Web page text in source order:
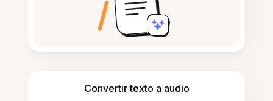
Convertir texto a audio